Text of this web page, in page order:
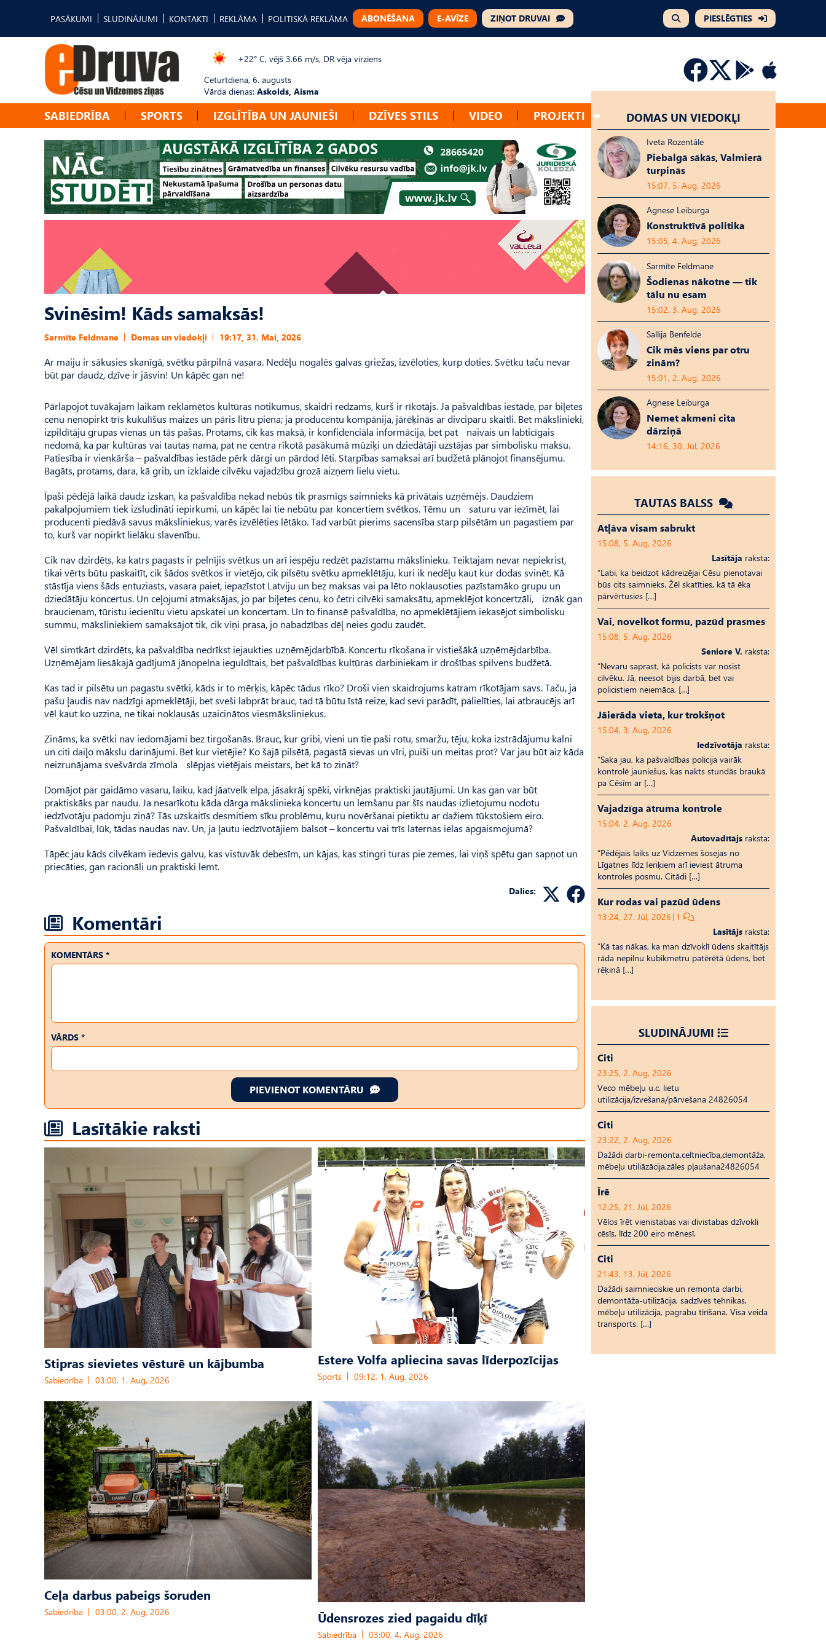
PASĀKUMI SLUDINĀJUMI KONTAKTI REKLĀMA POLITISKĀ REKLĀMA ABONĒŠANA E-AVĪZE ZIŅOT DRUVAI PIESLĒGTIES
+22° C, vējš 3.66 m/s, DR vēja virziens
Ceturtdiena, 6. augusts
Vārda dienas: Askolds, Aisma
SABIEDRĪBA SPORTS IZGLĪTĪBA UN JAUNIEŠI DZĪVES STILS VIDEO PROJEKTI
Svinēsim! Kāds samaksās!
Sarmīte Feldmane Domas un viedokļi 19:17, 31. Mai, 2026
Ar maiju ir sākusies skanīgā, svētku pārpilnā vasara. Nedēļu nogalēs galvas griežas, izvēloties, kurp doties. Svētku taču nevar
būt par daudz, dzīve ir jāsvin! Un kāpēc gan ne!
Pārlapojot tuvākajam laikam reklamētos kultūras notikumus, skaidri redzams, kurš ir rīkotājs. Ja pašvaldības iestāde, par biļetes
cenu nenopirkt trīs kukulīšus maizes un pāris litru piena; ja producentu kompānija, jārēķinās ar divciparu skaitli. Bet mākslinieki,
izpildītāju grupas vienas un tās pašas. Protams, cik kas maksā, ir konfidenciāla informācija, bet pat naivais un labticīgais
nedomā, ka par kultūras vai tautas nama, pat ne centra rīkotā pasākumā mūziķi un dziedātāji uzstājas par simbolisku maksu.
Patiesība ir vienkārša – pašvaldības iestāde pērk dārgi un pārdod lēti. Starpības samaksai arī budžetā plānojot finansējumu.
Bagāts, protams, dara, kā grib, un izklaide cilvēku vajadzību grozā aizņem lielu vietu.
Īpaši pēdējā laikā daudz izskan, ka pašvaldība nekad nebūs tik prasmīgs saimnieks kā privātais uzņēmējs. Daudziem
pakalpojumiem tiek izsludināti iepirkumi, un kāpēc lai tie nebūtu par koncertiem svētkos. Tēmu un saturu var iezīmēt, lai
producenti piedāvā savus māksliniekus, varēs izvēlēties lētāko. Tad varbūt pierims sacensība starp pilsētām un pagastiem par
to, kurš var nopirkt lielāku slavenību.
Cik nav dzirdēts, ka katrs pagasts ir pelnījis svētkus un arī iespēju redzēt pazīstamu mākslinieku. Teiktajam nevar nepiekrist,
tikai vērts būtu paskaitīt, cik šādos svētkos ir vietējo, cik pilsētu svētku apmeklētāju, kuri ik nedēļu kaut kur dodas svinēt. Kā
stāstīja viens šāds entuziasts, vasara paiet, iepazīstot Latviju un bez maksas vai pa lēto noklausoties pazīstamāko grupu un
dziedātāju koncertus. Un ceļojumi atmaksājas, jo par biļetes cenu, ko četri cilvēki samaksātu, apmeklējot kon­cert­zāli, iznāk gan
braucienam, tūristu iecienītu vietu apskatei un koncertam. Un to finansē pašvaldība, no apmeklētājiem iekasējot simbolisku
summu, māksliniekiem samaksājot tik, cik viņi prasa, jo nabadzības dēļ neies godu zaudēt.
Vēl simtkārt dzirdēts, ka pašvaldība nedrīkst iejaukties uzņēmējdarbībā. Koncertu rīkošana ir vistiešākā uzņēmējdarbība.
Uzņēmējam liesākajā gadījumā jānopelna ieguldītais, bet pašvaldības kultūras darbiniekam ir drošības spilvens budžetā.
Kas tad ir pilsētu un pagastu svētki, kāds ir to mērķis, kāpēc tādus rīko? Droši vien skaidrojums katram rīkotājam savs. Taču, ja
pašu ļaudis nav nadzīgi apmeklētāji, bet sveši labprāt brauc, tad tā būtu īstā reize, kad sevi parādīt, palielīties, lai atbraucējs arī
vēl kaut ko uzzina, ne tikai noklausās uzaicinātos viesmāksliniekus.
Zināms, ka svētki nav iedomājami bez tirgošanās. Brauc, kur gribi, vieni un tie paši rotu, smaržu, tēju, koka izstrādājumu kalni
un citi daiļo mākslu darinājumi. Bet kur vietējie? Ko šajā pilsētā, pagastā sievas un vīri, puiši un meitas prot? Var jau būt aiz kāda
neizrunājama svešvārda zīmola slēpjas vietējais meistars, bet kā to zināt?
Domājot par gaidāmo vasaru, laiku, kad jāatvelk elpa, jāsakrāj spēki, virknējas praktiski jautājumi. Un kas gan var būt
praktiskāks par naudu. Ja nesarīkotu kāda dārga mākslinieka koncertu un lemšanu par šīs naudas izlietojumu nodotu
iedzīvotāju padomju ziņā? Tās uzskaitīs desmitiem sīku problēmu, kuru novēršanai pietiktu ar dažiem tūkstošiem eiro.
Pašvaldībai, lūk, tādas naudas nav. Un, ja ļautu iedzīvotājiem balsot – koncertu vai trīs laternas ielas apgaismojumā?
Tāpēc jau kāds cilvēkam iedevis galvu, kas vistuvāk debesīm, un kājas, kas stingri turas pie zemes, lai viņš spētu gan sapņot un
priecāties, gan racionāli un praktiski lemt.
Dalies:
Komentāri
KOMENTĀRS *
VĀRDS *
PIEVIENOT KOMENTĀRU
Lasītākie raksti
Stipras sievietes vēsturē un kājbumba
Sabiedrība 03:00, 1. Aug, 2026
Estere Volfa apliecina savas līderpozīcijas
Sports 09:12, 1. Aug, 2026
Ceļa darbus pabeigs šoruden
Sabiedrība 03:00, 2. Aug, 2026 Ūdensrozes zied pagaidu dīķī
Sabiedrība 03:00, 4. Aug, 2026
DOMAS UN VIEDOKĻI
Iveta Rozentāle
Piebalgā sākās, Valmierā
turpinās
15:07, 5. Aug, 2026
Agnese Leiburga
Konstruktīvā politika
15:05, 4. Aug, 2026
Sarmīte Feldmane
Šodienas nākotne — tik
tālu nu esam
15:02, 3. Aug, 2026
Sallija Benfelde
Cik mēs viens par otru
zinām?
15:01, 2. Aug, 2026
Agnese Leiburga
Nemet akmeni cita
dārziņā
14:16, 30. Jūl, 2026
TAUTAS BALSS
Atļāva visam sabrukt
15:08, 5. Aug, 2026
Lasītāja raksta:
“Labi, ka beidzot kādreizējai Cēsu pienotavai
būs cits saimnieks. Žēl skatīties, kā tā ēka
pārvērtusies […]
Vai, novelkot formu, pazūd prasmes
15:08, 5. Aug, 2026
Seniore V. raksta:
“Nevaru saprast, kā policists var nosist
cilvēku. Jā, neesot bijis darbā, bet vai
policistiem neiemāca, […]
Jāierāda vieta, kur trokšņot
15:04, 3. Aug, 2026
Iedzīvotāja raksta:
“Saka jau, ka pašvaldības policija vairāk
kontrolē jauniešus, kas nakts stundās braukā
pa Cēsīm ar […]
Vajadzīga ātruma kontrole
15:04, 2. Aug, 2026
Autovadītājs raksta:
“Pēdējais laiks uz Vid­ze­mes šosejas no
Līgatnes līdz Ieriķiem arī ieviest ātruma
kontroles posmu. Citādi […]
Kur rodas vai pazūd ūdens
13:24, 27. Jūl, 2026 1
Lasītājs raksta:
“Kā tas nākas, ka man dzīvoklī ūdens skaitītājs
rāda nepilnu kubikmetru patērētā ūdens, bet
rēķinā […]
SLUDINĀJUMI
Citi
23:25, 2. Aug, 2026
Veco mēbeļu u.c. lietu
utilizācija/izvešana/pārvešana 24826054
Citi
23:22, 2. Aug, 2026
Dažādi darbi-remonta,celtniecība,demontāža,
mēbeļu utiliāzācija,zāles pļaušana24826054
Īrē
12:25, 21. Jūl, 2026
Vēlos īrēt vienistabas vai divistabas dzīvokli
cēsīs, līdz 200 eiro mēnesī.
Citi
21:43, 13. Jūl, 2026
Dažādi saimnieciskie un remonta darbi,
demontāža-utilizācija, sadzīves tehnikas,
mēbeļu utilizācija, pagrabu tīrīšana. Visa veida
transports. […]